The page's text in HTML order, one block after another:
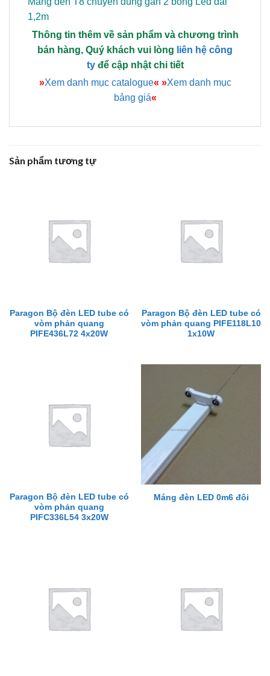
1,2m
Thông tin thêm về sản phẩm và chương trình
bán hàng, Quý khách vui lòng liên hệ công
tyđể cập nhật chi tiết
»Xem danh mục catalogue« »Xem danh mục
bảng giá«
Sản phẩm tương tự
Paragon Bộ đèn LED tube có
vòm phản quang
PIFE436L72 4x20W
Paragon Bộ đèn LED tube có
vòm phản quang PIFE118L10
1x10W
Paragon Bộ đèn LED tube có
vòm phản quang
PIFC336L54 3x20W
Máng đèn LED 0m6 đôi